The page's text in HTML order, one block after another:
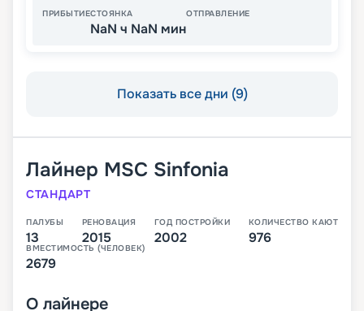
ПРИБЫТИЕСТОЯНКА
NaN ч NaN мин
ОТПРАВЛЕНИЕ
Показать все дни (9)
Лайнер MSC Sinfonia
СТАНДАРТ
ПАЛУБЫ
13
РЕНОВАЦИЯ
2015
ГОД ПОСТРОЙКИ
2002
КОЛИЧЕСТВО КАЮТ
976
ВМЕСТИМОСТЬ (ЧЕЛОВЕК)
2679
О лайнере